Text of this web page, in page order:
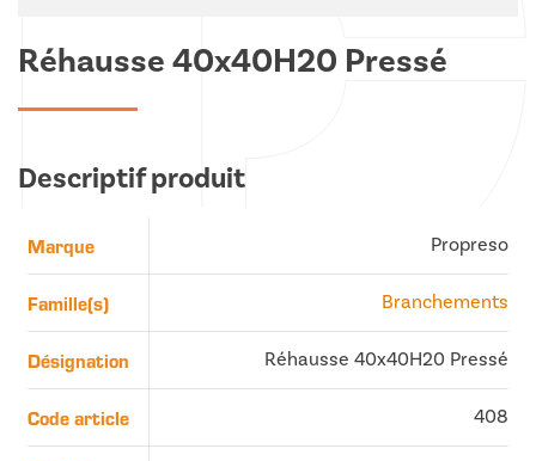
Réhausse 40x40H20 Pressé
Descriptif produit
Marque Propreso
Famille(s) Branchements
Désignation Réhausse 40x40H20 Pressé
Code article 408